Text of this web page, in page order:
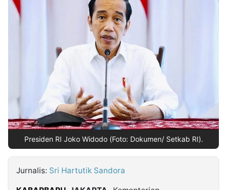
Partner
Dinamikapost.com
Kabarbaru
Presiden RI Joko Widodo (Foto: Dokumen/ Setkab RI).
Jurnalis: Sri Hartutik Sandora